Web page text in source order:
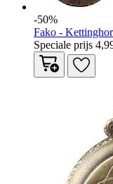
-50%
Fako -
Speciale prijs